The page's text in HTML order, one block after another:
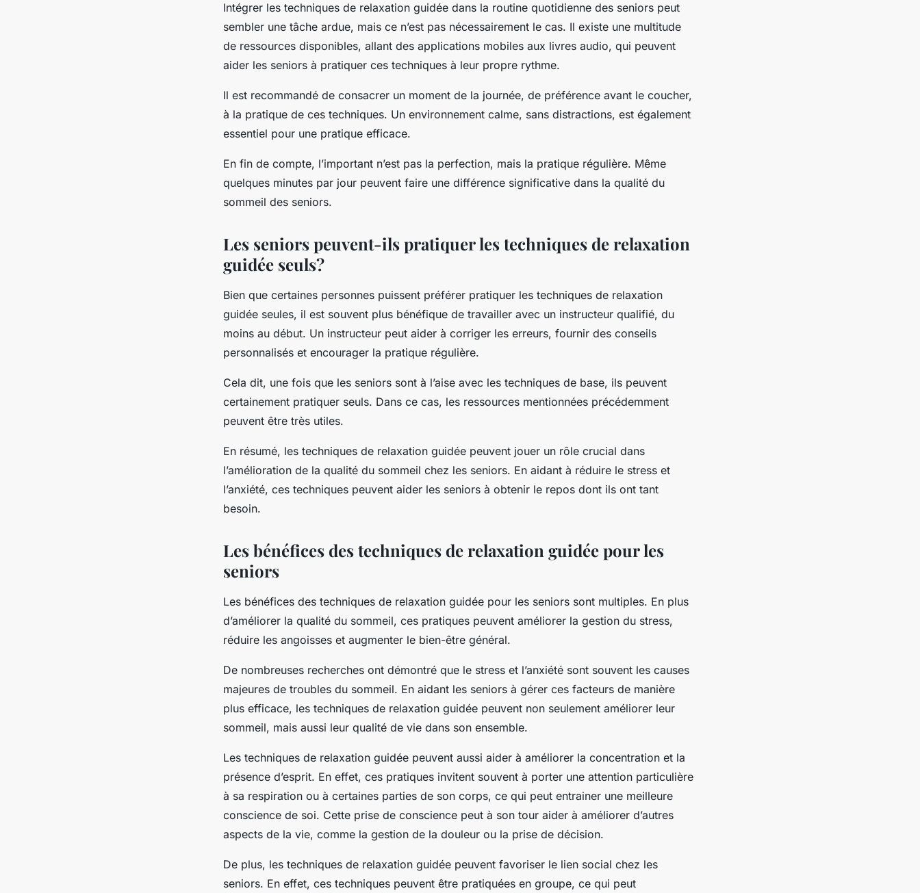
Intégrer les techniques de relaxation guidée dans la routine quotidienne des seniors peut
sembler une tâche ardue, mais ce n’est pas nécessairement le cas. Il existe une multitude
de ressources disponibles, allant des applications mobiles aux livres audio, qui peuvent
aider les seniors à pratiquer ces techniques à leur propre rythme.
Il est recommandé de consacrer un moment de la journée, de préférence avant le coucher,
à la pratique de ces techniques. Un environnement calme, sans distractions, est également
essentiel pour une pratique efficace.
En fin de compte, l’important n’est pas la perfection, mais la pratique régulière. Même
quelques minutes par jour peuvent faire une différence significative dans la qualité du
sommeil des seniors.
Les seniors peuvent-ils pratiquer les techniques de relaxation
guidée seuls?
Bien que certaines personnes puissent préférer pratiquer les techniques de relaxation
guidée seules, il est souvent plus bénéfique de travailler avec un instructeur qualifié, du
moins au début. Un instructeur peut aider à corriger les erreurs, fournir des conseils
personnalisés et encourager la pratique régulière.
Cela dit, une fois que les seniors sont à l’aise avec les techniques de base, ils peuvent
certainement pratiquer seuls. Dans ce cas, les ressources mentionnées précédemment
peuvent être très utiles.
En résumé, les techniques de relaxation guidée peuvent jouer un rôle crucial dans
l’amélioration de la qualité du sommeil chez les seniors. En aidant à réduire le stress et
l’anxiété, ces techniques peuvent aider les seniors à obtenir le repos dont ils ont tant
besoin.
Les bénéfices des techniques de relaxation guidée pour les
seniors
Les bénéfices des techniques de relaxation guidée pour les seniors sont multiples. En plus
d’améliorer la qualité du sommeil, ces pratiques peuvent améliorer la gestion du stress,
réduire les angoisses et augmenter le bien-être général.
De nombreuses recherches ont démontré que le stress et l’anxiété sont souvent les causes
majeures de troubles du sommeil. En aidant les seniors à gérer ces facteurs de manière
plus efficace, les techniques de relaxation guidée peuvent non seulement améliorer leur
sommeil, mais aussi leur qualité de vie dans son ensemble.
Les techniques de relaxation guidée peuvent aussi aider à améliorer la concentration et la
présence d’esprit. En effet, ces pratiques invitent souvent à porter une attention particulière
à sa respiration ou à certaines parties de son corps, ce qui peut entrainer une meilleure
conscience de soi. Cette prise de conscience peut à son tour aider à améliorer d’autres
aspects de la vie, comme la gestion de la douleur ou la prise de décision.
De plus, les techniques de relaxation guidée peuvent favoriser le lien social chez les
seniors. En effet, ces techniques peuvent être pratiquées en groupe, ce qui peut